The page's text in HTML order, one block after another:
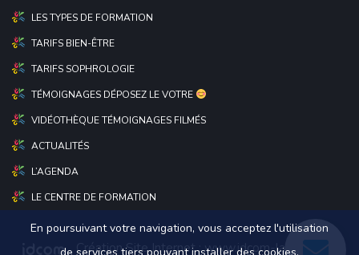
LES TYPES DE FORMATION
TARIFS BIEN-ÊTRE
TARIFS SOPHROLOGIE
TÉMOIGNAGES DÉPOSEZ LE VOTRE
VIDÉOTHÈQUE TÉMOIGNAGES FILMÉS
ACTUALITÉS
L’AGENDA
LE CENTRE DE FORMATION
Création Site Internet :www.idcom-lagence.fr
En poursuivant votre navigation, vous acceptez l'utilisation
de services tiers pouvant installer des cookies.